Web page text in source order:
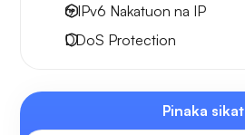
6 IPv6 Nakatuon na IP
DDoS Protection
Pinaka sikat